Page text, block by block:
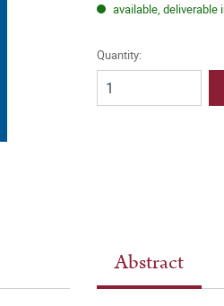
available, deliverable
Quantity:
Abstract